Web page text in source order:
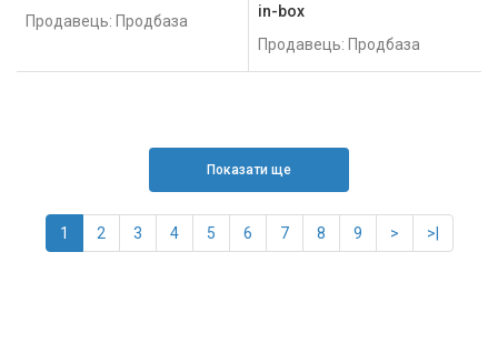
Продавець: Продбаза
in-box
Продавець: Продбаза
Показати ще
1 2 3 4 5 6 7 8 9 > >|